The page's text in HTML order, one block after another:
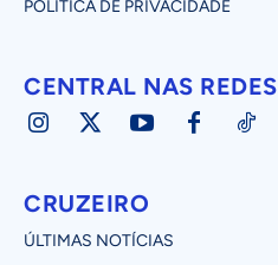
POLÍTICA DE PRIVACIDADE
CENTRAL NAS REDES
CRUZEIRO
ÚLTIMAS NOTÍCIAS